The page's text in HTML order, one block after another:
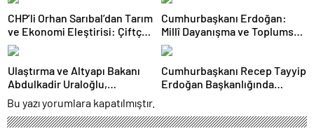
imzalandı
CHP’li Orhan Sarıbal’dan Tarım
ve Ekonomi Eleştirisi: Çiftçi
Kaderiyle Baş Başa Kaldı
Cumhurbaşkanı Erdoğan:
Millî Dayanışma ve Toplumsal
Bütünleşmenin
Güçlendirilmesine Dair Kanun
Teklifi Gazi Meclisimizin
Takdirine Sunuldu
Ulaştırma ve Altyapı Bakanı
Abdulkadir Uraloğlu,
Afyonkarahisar Belediye
Başkanlarıyla Bir Araya Geldi
Cumhurbaşkanı Recep Tayyip
Erdoğan Başkanlığında
Süreci Oldu
Bu yazı yorumlara kapatılmıştır.